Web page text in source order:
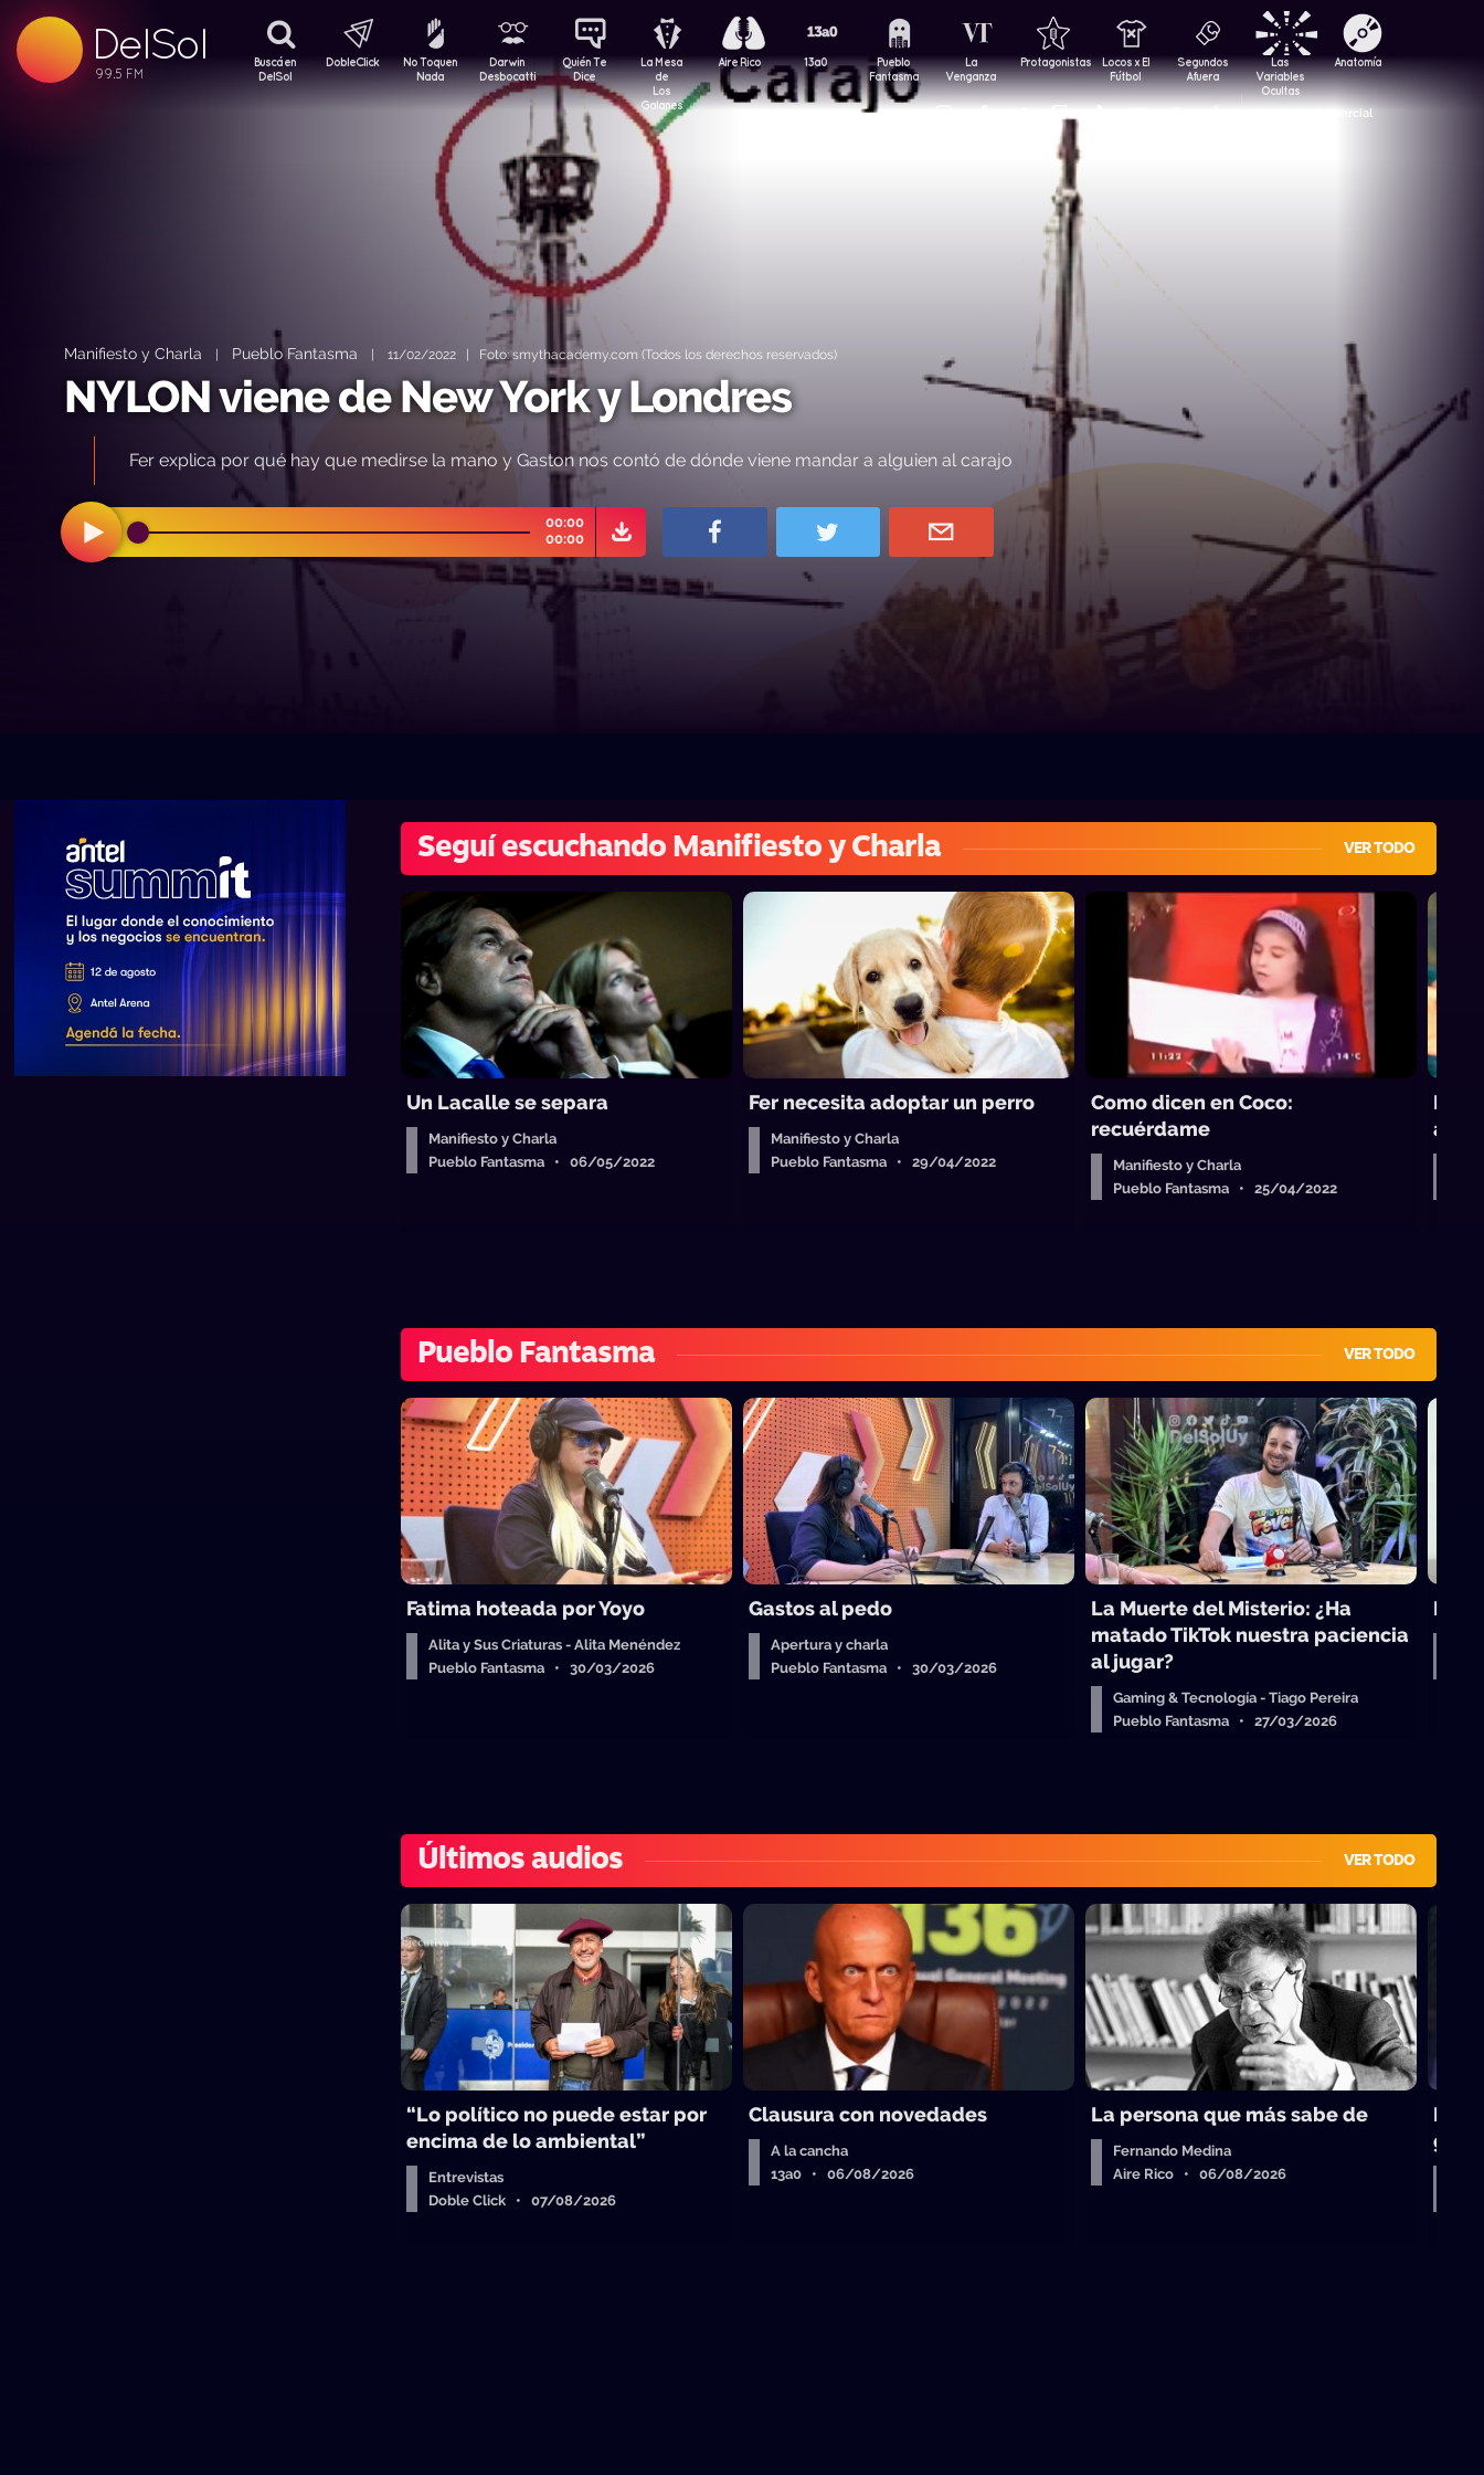
DelSol
99.5 FM
Buscá en
DelSol
DobleClick
No Toquen
Nada
Darwin
Desbocatti
Quién Te
Dice
La Mesa
de
Los
Galanes
Aire Rico 13a0
Pueblo
Fantasma
La
Venganza
Protagonistas
Locos x El
Fútbol
Segundos
Afuera
Las
Variables
Ocultas
Anatomía
Contacto Comercial
Manifiesto y Charla | Pueblo Fantasma | 11/02/2022 | Foto: smythacademy.com (Todos los derechos reservados)
NYLON viene de New York y Londres
Fer explica por qué hay que medirse la mano y Gaston nos contó de dónde viene mandar a alguien al carajo
00:00
00:00
Seguí escuchando Manifiesto y Charla VER TODO
Un Lacalle se separa
Manifiesto y Charla
Pueblo Fantasma • 06/05/2022
Fer necesita adoptar un perro
Manifiesto y Charla
Pueblo Fantasma • 29/04/2022
Como dicen en Coco:
recuérdame
Manifiesto y Charla
Pueblo Fantasma • 25/04/2022
Las
a día
Pueblo Fantasma VER TODO
Fatima hoteada por Yoyo
Alita y Sus Criaturas - Alita Menéndez
Pueblo Fantasma • 30/03/2026
Gastos al pedo
Apertura y charla
Pueblo Fantasma • 30/03/2026
La Muerte del Misterio: ¿Ha
matado TikTok nuestra paciencia
al jugar?
Gaming & Tecnología - Tiago Pereira
Pueblo Fantasma • 27/03/2026
Red
Últimos audios VER TODO
“Lo político no puede estar por
encima de lo ambiental”
Entrevistas
Doble Click • 07/08/2026
Clausura con novedades
A la cancha
13a0 • 06/08/2026
La persona que más sabe de
Fernando Medina
Aire Rico • 06/08/2026